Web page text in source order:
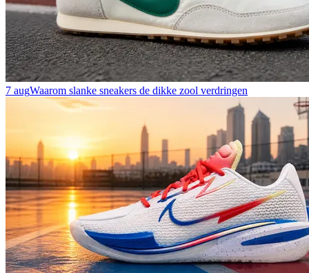
7 augWaarom slanke sneakers de dikke zool verdringen